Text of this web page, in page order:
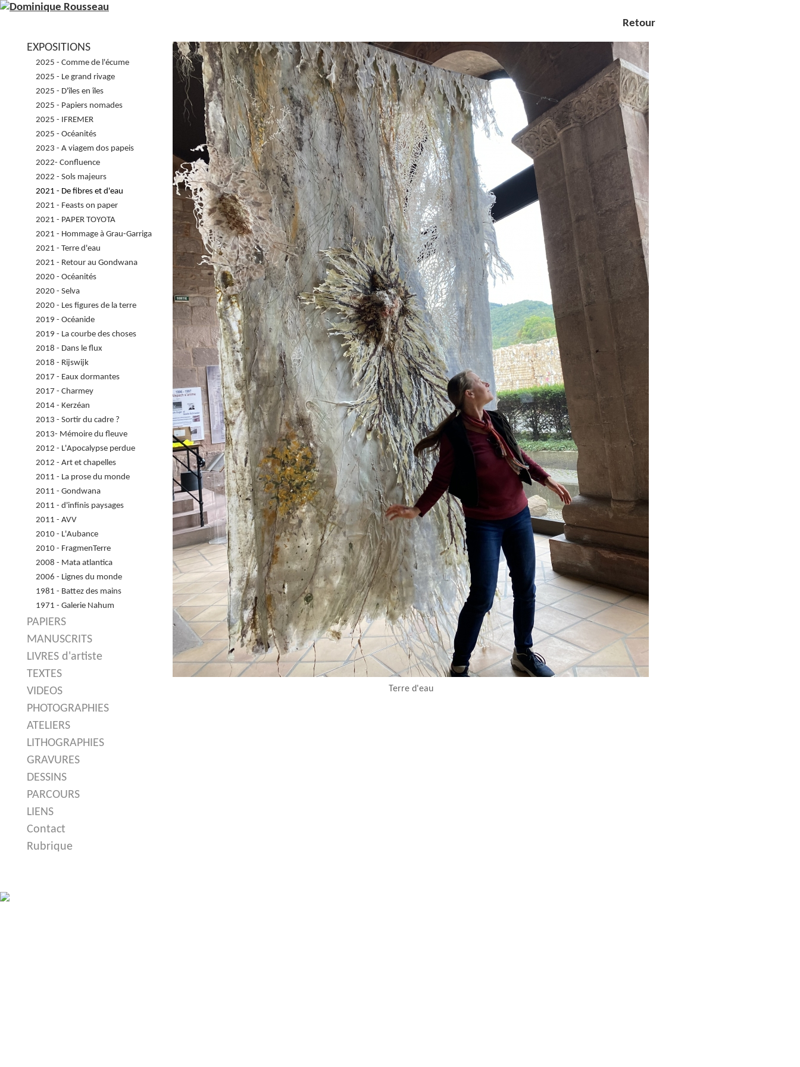
EXPOSITIONS
2025 - Comme de l'écume
2025 - Le grand rivage
2025 - D'îles en îles
2025 - Papiers nomades
2025 - IFREMER
2025 - Océanités
2023 - A viagem dos papeis
2022- Confluence
2022 - Sols majeurs
2021 - De fibres et d'eau
2021 - Feasts on paper
2021 - PAPER TOYOTA
2021 - Hommage à Grau-Garriga
2021 - Terre d'eau
2021 - Retour au Gondwana
2020 - Océanités
2020 - Selva
2020 - Les figures de la terre
2019 - Océanide
2019 - La courbe des choses
2018 - Dans le flux
2018 - Rijswijk
2017 - Eaux dormantes
2017 - Charmey
2014 - Kerzéan
2013 - Sortir du cadre ?
2013- Mémoire du fleuve
2012 - L'Apocalypse perdue
2012 - Art et chapelles
2011 - La prose du monde
2011 - Gondwana
2011 - d'infinis paysages
2011 - AVV
2010 - L'Aubance
2010 - FragmenTerre
2008 - Mata atlantica
2006 - Lignes du monde
1981 - Battez des mains
1971 - Galerie Nahum
PAPIERS
MANUSCRITS
LIVRES d'artiste
TEXTES
VIDEOS
PHOTOGRAPHIES
ATELIERS
LITHOGRAPHIES
GRAVURES
DESSINS
PARCOURS
LIENS
Contact
Rubrique
Retour
Terre d'eau